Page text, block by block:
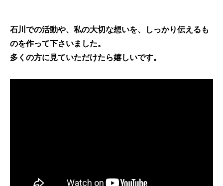
石川での活動や、私の大切な想いを、しっかり伝えるも
のを作って下さいました。
多くの方に見ていただけたら嬉しいです。